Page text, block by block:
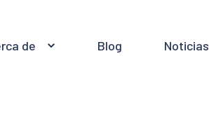
de Blog Noticias